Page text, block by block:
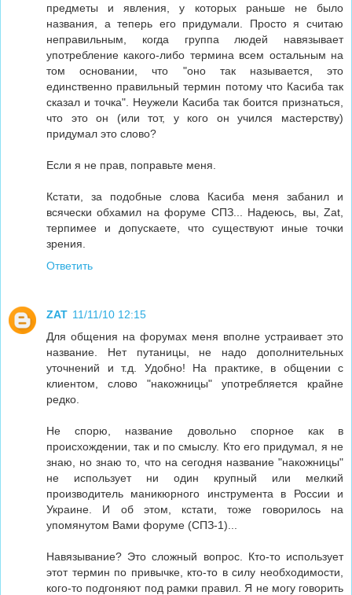
предметы и явления, у которых раньше не было
названия, а теперь его придумали. Просто я считаю
неправильным, когда группа людей навязывает
употребление какого-либо термина всем остальным на
том основании, что "оно так называется, это
единственно правильный термин потому что Касиба так
сказал и точка". Неужели Касиба так боится признаться,
что это он (или тот, у кого он учился мастерству)
придумал это слово?
Если я не прав, поправьте меня.
Кстати, за подобные слова Касиба меня забанил и
всячески обхамил на форуме СПЗ... Надеюсь, вы, Zat,
терпимее и допускаете, что существуют иные точки
зрения.
Ответить
ZAT 11/11/10 12:15
Для общения на форумах меня вполне устраивает это
название. Нет путаницы, не надо дополнительных
уточнений и т.д. Удобно! На практике, в общении с
клиентом, слово "накожницы" употребляется крайне
редко.
Не спорю, название довольно спорное как в
происхождении, так и по смыслу. Кто его придумал, я не
знаю, но знаю то, что на сегодня название "накожницы"
не использует ни один крупный или мелкий
производитель маникюрного инструмента в России и
Украине. И об этом, кстати, тоже говорилось на
упомянутом Вами форуме (СПЗ-1)...
Навязывание? Это сложный вопрос. Кто-то использует
этот термин по привычке, кто-то в силу необходимости,
кого-то подгоняют под рамки правил. Я не могу говорить